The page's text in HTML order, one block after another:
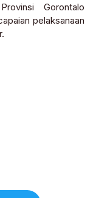
Gorontalo
pelaksanaan